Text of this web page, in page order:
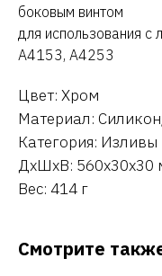
боковым винтом
для использования с
A4153, A4253
Цвет: Хром
Материал:
Категория: Изливы
ДxШxВ: 560x30x30
Вес: 414 г
Смотрите